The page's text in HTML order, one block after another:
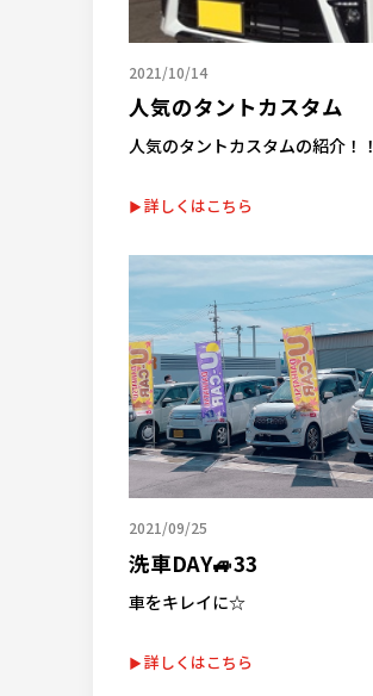
2021/10/14
人気のタントカスタム
人気のタントカスタムの紹介！！
詳しくはこちら
2021/09/25
洗車DAY🚙33
車をキレイに☆
詳しくはこちら